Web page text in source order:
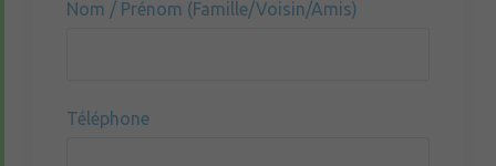
Nom / Prénom (Famille/Voisin/Amis)
Téléphone